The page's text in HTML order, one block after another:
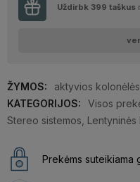
Uždirbk 399 taškus
ŽYMOS: aktyvios kolonėlės
KATEGORIJOS:
Visos
Stereo sistemos Lentyninės
Prekėms suteikiama